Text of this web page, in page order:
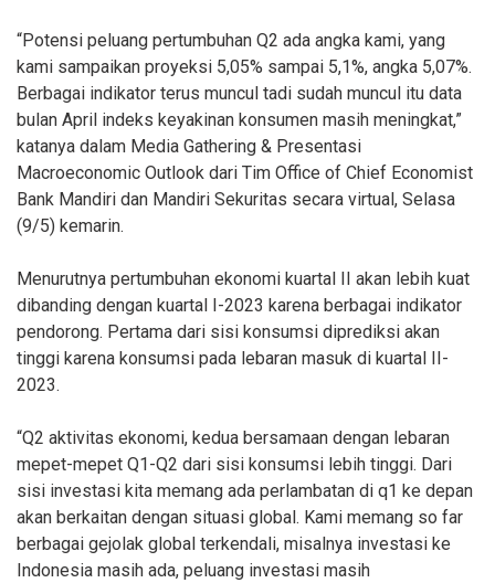
“Potensi peluang pertumbuhan Q2 ada angka kami, yang
kami sampaikan proyeksi 5,05% sampai 5,1%, angka 5,07%.
Berbagai indikator terus muncul tadi sudah muncul itu data
bulan April indeks keyakinan konsumen masih meningkat,”
katanya dalam Media Gathering & Presentasi
Macroeconomic Outlook dari Tim Office of Chief Economist
Bank Mandiri dan Mandiri Sekuritas secara virtual, Selasa
(9/5) kemarin.
Menurutnya pertumbuhan ekonomi kuartal II akan lebih kuat
dibanding dengan kuartal I-2023 karena berbagai indikator
pendorong. Pertama dari sisi konsumsi diprediksi akan
tinggi karena konsumsi pada lebaran masuk di kuartal II-
2023.
“Q2 aktivitas ekonomi, kedua bersamaan dengan lebaran
mepet-mepet Q1-Q2 dari sisi konsumsi lebih tinggi. Dari
sisi investasi kita memang ada perlambatan di q1 ke depan
akan berkaitan dengan situasi global. Kami memang so far
berbagai gejolak global terkendali, misalnya investasi ke
Indonesia masih ada, peluang investasi masih